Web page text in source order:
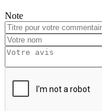
Note